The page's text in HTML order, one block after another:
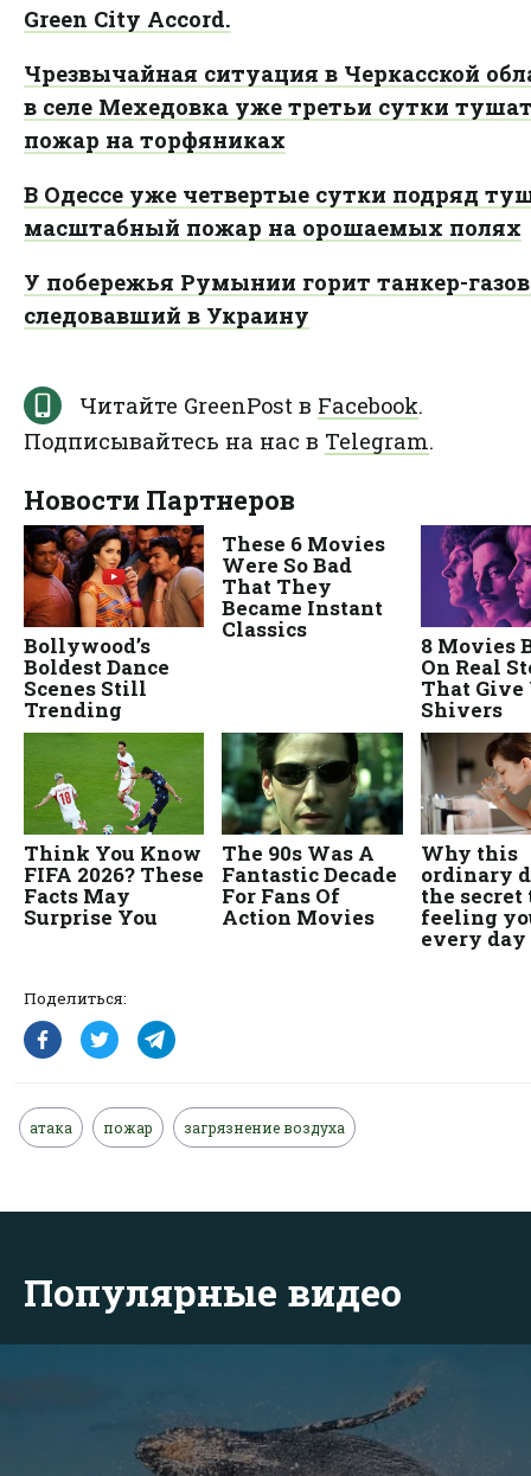
Поделиться:
атака пожар загрязнение воздуха
Green City Accord.
Чрезвычайная ситуация в Черкасской
в селе Мехедовка уже третьи сутки
пожар на торфяниках
В Одессе уже четвертые сутки подряд
масштабный пожар на орошаемых полях
У побережья Румынии горит танкер-
следовавший в Украину
Читайте GreenPost в Facebook.
Подписывайтесь на нас в Telegram.
Популярные видео